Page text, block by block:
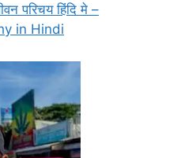
परिचय हिंदि मे –
in Hindi